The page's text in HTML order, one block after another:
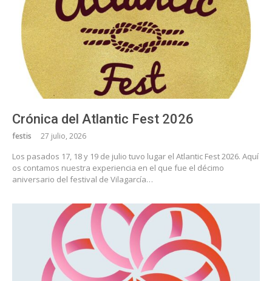
Crónica del Atlantic Fest 2026
festis 27 julio, 2026
Los pasados 17, 18 y 19 de julio tuvo lugar el Atlantic Fest 2026. Aquí
os contamos nuestra experiencia en el que fue el décimo
aniversario del festival de Vilagarcía…